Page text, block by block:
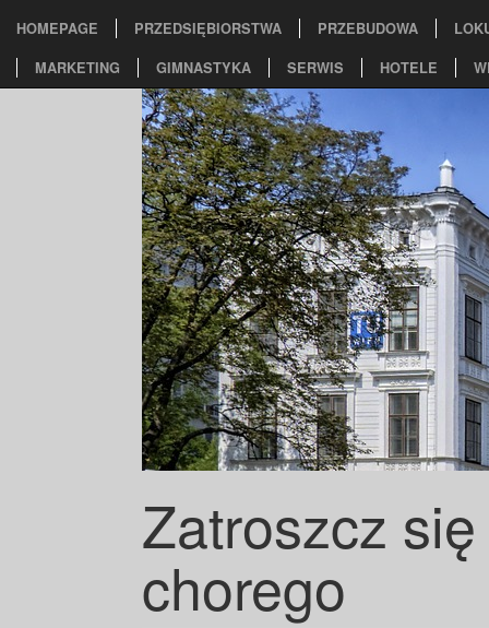
HOMEPAGE PRZEDSIĘBIORSTWA PRZEBUDOWA
MARKETING
GIMNASTYKA SERWIS HOTELE
Zatroszcz
chorego